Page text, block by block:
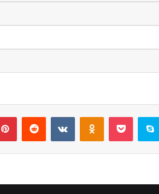
PinterestReddit VKontakteOdnoklassniki
Pocket